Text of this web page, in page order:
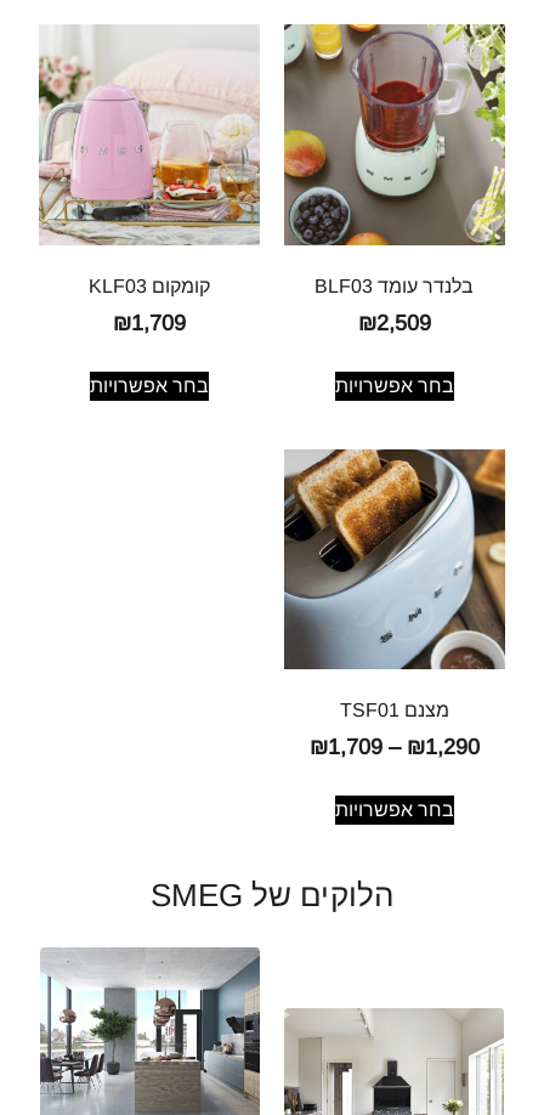
בלנדר עומד BLF03
₪2,509
בחר אפשרויות
קומקום KLF03
₪1,709
בחר אפשרויות
מצנם TSF01
₪1,290
–
₪1,709
בחר אפשרויות
הלוקים של SMEG